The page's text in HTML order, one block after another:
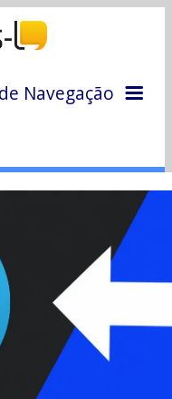
Navegação
Colunas
Colaboradores